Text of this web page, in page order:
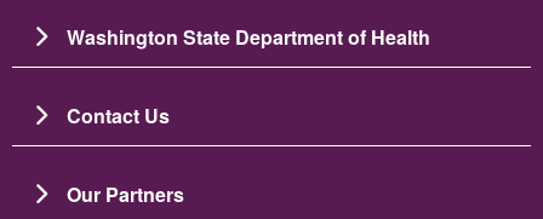
Washington State Department of Health
Contact Us
Our Partners